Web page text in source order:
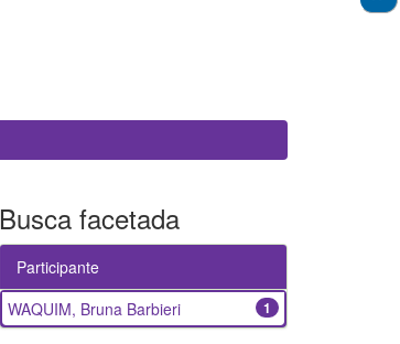
Busca facetada
Participante
1
WAQUIM, Bruna Barbieri